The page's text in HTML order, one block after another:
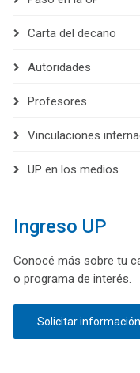
Carta del decano
Autoridades
Profesores
Vinculaciones
UP en los medios
Ingreso UP
Conocé más sobre tu
o programa de interés.
Solicitar información